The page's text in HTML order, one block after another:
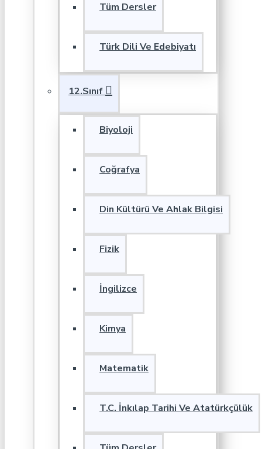
Tüm Dersler
Türk Dili Ve Edebiyatı
12.Sınıf
Biyoloji
Coğrafya
Din Kültürü Ve Ahlak Bilgisi
Fizik
İngilizce
Kimya
Matematik
T.C. İnkılap Tarihi Ve Atatürkçülük